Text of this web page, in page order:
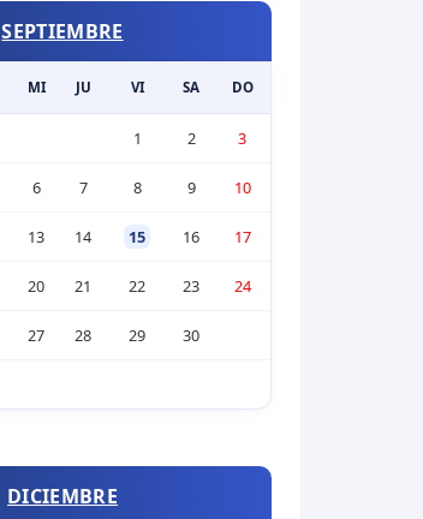
SEPTIEMBRE
MI JU VI SA DO
1 2 3
6 7 8 9 10
13 14 15 16 17
20 21 22 23 24
27 28 29 30
DICIEMBRE